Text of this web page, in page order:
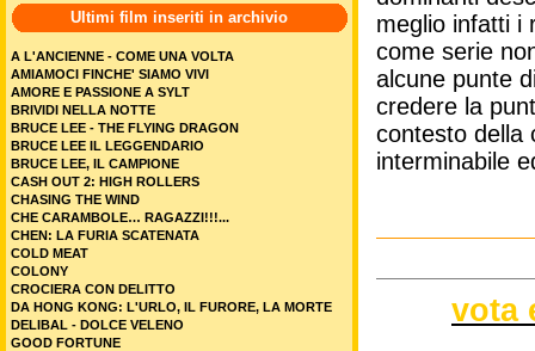
meglio infatti i
come serie
alcune punte
credere la
contesto della
interminabile
vota
Ultimi film inseriti in archivio
A L'ANCIENNE - COME UNA VOLTA
AMIAMOCI FINCHE' SIAMO VIVI
AMORE E PASSIONE A SYLT
BRIVIDI NELLA NOTTE
BRUCE LEE - THE FLYING DRAGON
BRUCE LEE IL LEGGENDARIO
BRUCE LEE, IL CAMPIONE
CASH OUT 2: HIGH ROLLERS
CHASING THE WIND
CHE CARAMBOLE… RAGAZZI!!!...
CHEN: LA FURIA SCATENATA
COLD MEAT
COLONY
CROCIERA CON DELITTO
DA HONG KONG: L'URLO, IL FURORE, LA MORTE
DELIBAL - DOLCE VELENO
GOOD FORTUNE